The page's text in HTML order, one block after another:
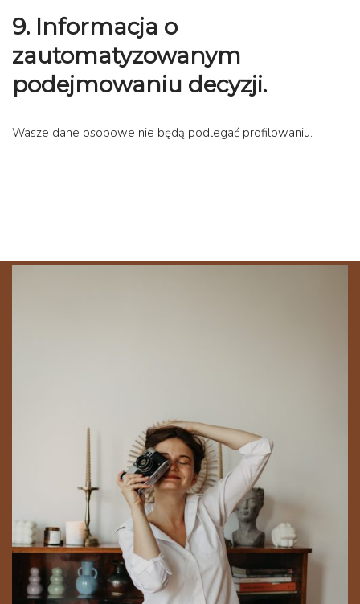
9. Informacja o
zautomatyzowanym
podejmowaniu decyzji.
Wasze dane osobowe nie będą podlegać profilowaniu.